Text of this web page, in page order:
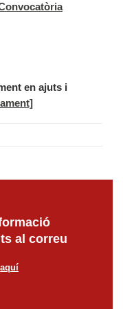
en ajuts i
al correu
aquí